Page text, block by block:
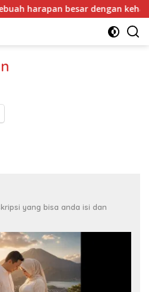
besar dengan
yang bisa anda isi dan